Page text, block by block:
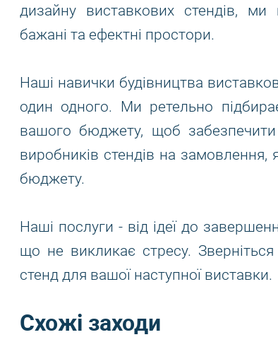
дизайну виставкових стендів, ми
бажані та ефектні простори.
Наші навички будівництва
один одного. Ми ретельно
вашого бюджету, щоб забезпечити
виробників стендів на замовлення,
бюджету.
Наші послуги - від ідеї до
що не викликає стресу.
стенд для вашої наступної виставки.
Схожі заходи